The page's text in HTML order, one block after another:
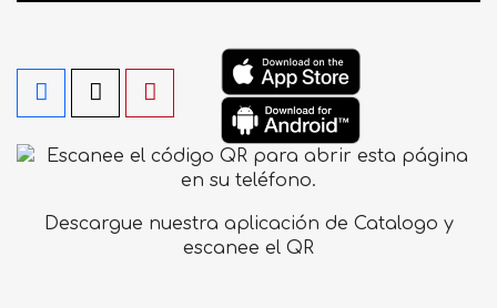
Descargue nuestra aplicación de Catalogo y
escanee el QR